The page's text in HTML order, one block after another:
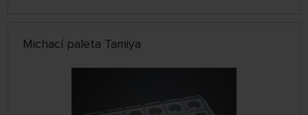
Michací paleta Tamiya